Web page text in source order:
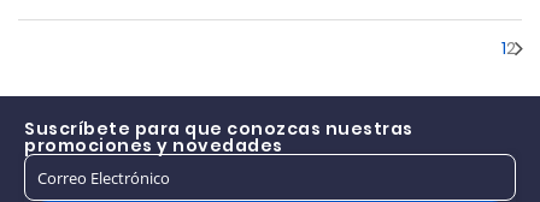
12
Suscríbete para que conozcas nuestras
promociones y novedades